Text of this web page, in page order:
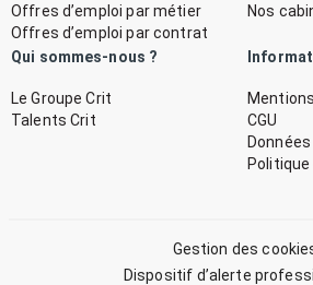
Offres d’emploi par métier
Offres d’emploi par contrat
Nos
Qui sommes-nous ?
Le Groupe Crit
Talents Crit
CGU
Gestion des
Dispositif d’alerte